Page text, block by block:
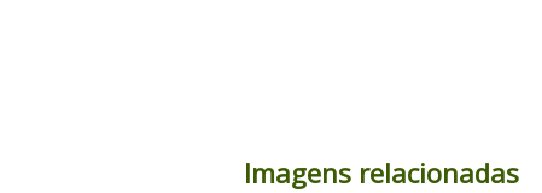
Imagens relacionadas